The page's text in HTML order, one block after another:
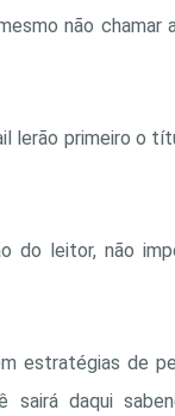
não chamar
lerão primeiro o
do leitor, não
estratégias de
sairá daqui